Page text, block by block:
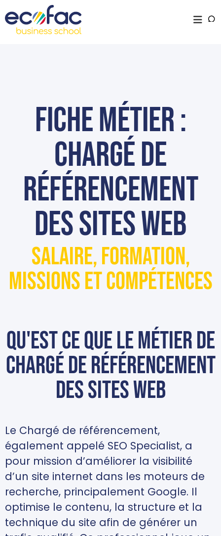
Fiche métier :
Chargé de
référencement
des sites web
Salaire, formation,
missions et compétences
Qu'est ce que le métier de
Chargé de référencement
des sites web
Le Chargé de référencement,
également appelé SEO Specialist, a
pour mission d’améliorer la visibilité
d’un site internet dans les moteurs de
recherche, principalement Google. Il
optimise le contenu, la structure et la
technique du site afin de générer un